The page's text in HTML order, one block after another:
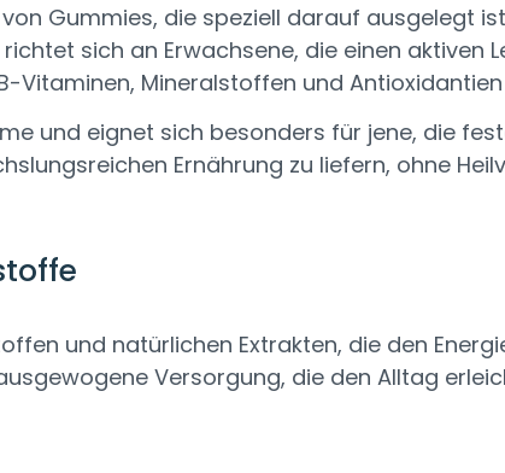
Gummies, die speziell darauf ausgelegt
sich an Erwachsene, die einen aktiven
Mineralstoffen und
und eignet sich besonders für jene, die
Ernährung zu liefern, ohne
und natürlichen Extrakten, die den
Versorgung, die den Alltag